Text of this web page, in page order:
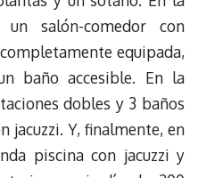
salón-comedor con
equipada,
baño accesible. En la
dobles y 3 baños
jacuzzi. Y, finalmente, en
piscina con jacuzzi y